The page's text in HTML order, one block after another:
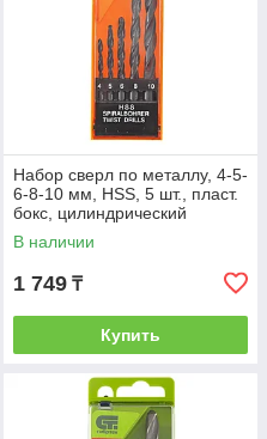
Набор сверл по металлу, 4-5-
6-8-10 мм, HSS, 5 шт., пласт.
бокс, цилиндрический
хвостовик// SPARTA
В наличии
1 749 ₸
Купить